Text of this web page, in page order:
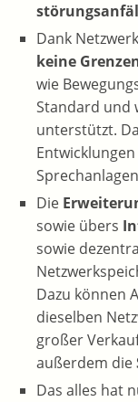
Dank
keine
wie
Standard und
unterstützt.
Die
sowie übers
sowie
Dazu können
dieselben
großer
außerdem die
Das alles hat